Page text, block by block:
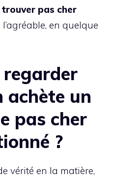
trouver pas cher
en quelque
achète un
pas cher
?
vérité en la matière,